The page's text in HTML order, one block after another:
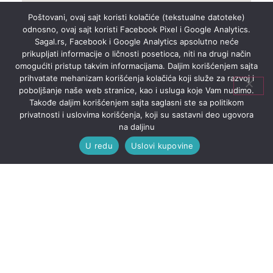
Poštovani, ovaj sajt koristi kolačiće (tekstualne datoteke)
odnosno, ovaj sajt koristi Facebook Pixel i Google Analytics.
Sagal.rs, Facebook i Google Analytics apsolutno neće
prikupljati informacije o ličnosti posetioca, niti na drugi način
omogućiti pristup takvim informacijama. Daljim korišćenjem sajta
prihvatate mehanizam korišćenja kolačića koji služe za razvoj i
poboljšanje naše web stranice, kao i usluga koje Vam nudimo.
Takođe daljim korišćenjem sajta saglasni ste sa politikom
privatnosti i uslovima korišćenja, koji su sastavni deo ugovora
na daljinu
U redu
Uslovi kupovine